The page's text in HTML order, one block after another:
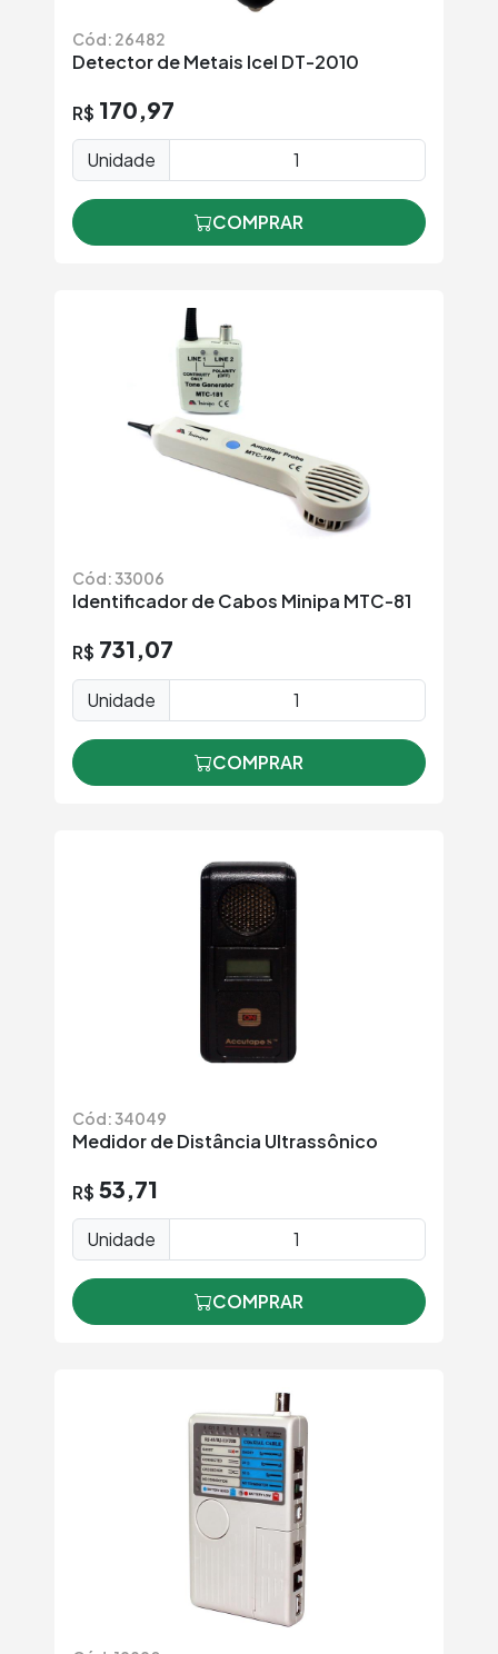
Cód: 26482
Detector de Metais Icel DT-2010
R$ 170,97
Unidade
COMPRAR
Cód: 33006
Identificador de Cabos Minipa MTC-81
R$ 731,07
Unidade
COMPRAR
Cód: 34049
Medidor de Distância Ultrassônico
R$ 53,71
Unidade
COMPRAR